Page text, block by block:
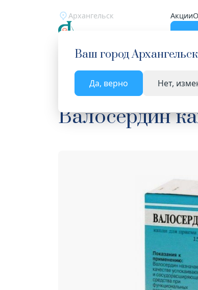
Архангельск Акции
Ваш городАрхангельск
Да, верно Нет,
Главная Каталог Лекарства и БАД
Валосердин